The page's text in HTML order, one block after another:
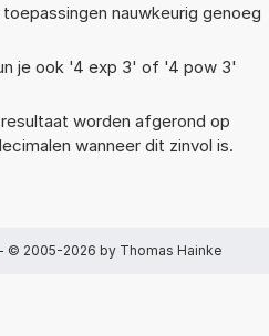
nauwkeurig genoeg
je ook '4 exp 3' of '4 pow 3'
worden afgerond op
wanneer dit zinvol is.
- © 2005-2026 by Thomas Hainke